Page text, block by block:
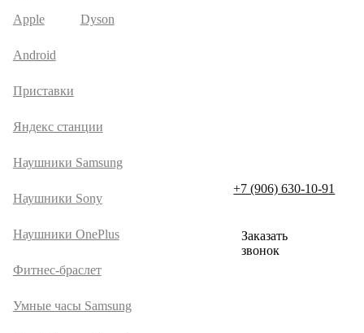
Apple Dyson
Android
Приставки
Яндекс станции
Наушники Samsung
Наушники Sony
Наушники OnePlus
Фитнес-браслет
Умные часы Samsung
+7 (906) 630-10-91
Заказать
звонок